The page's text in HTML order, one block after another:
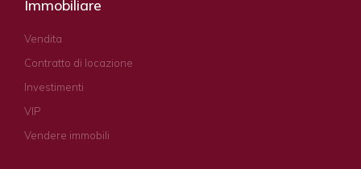
Immobiliare
Vendita
Contratto di locazione
Investimenti
VIP
Vendere immobili